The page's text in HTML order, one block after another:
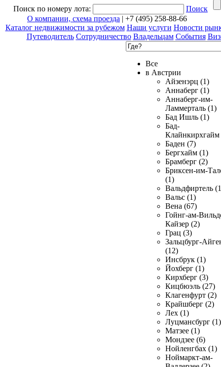
Поиск по номеру лота:
Поиск
О компании, схема проезда | +7 (495) 258-88-66
Каталог недвижимости за рубежом Наши услуги Новости
Путеводитель Сотрудничество Владельцам События
Все
в Австрии
Айзенэрц (1)
Аннаберг (1)
Аннаберг-им-
Ламмерталь (1)
Бад Ишль (1)
Бад-
Клайнкирхгайм
Баден (7)
Бергхайм (1)
Брамберг (2)
Бриксен-им-
(1)
Вальдфиртель
Вальс (1)
Вена (67)
Гойнг-ам-
Кайзер (2)
Грац (3)
Зальцбург-
(12)
Инсбрук (1)
Йохберг (1)
Кирхберг (3)
Кицбюэль (27)
Клагенфурт (2)
Крайшберг (2)
Лех (1)
Луцмансбург (1)
Матзее (1)
Мондзее (6)
Нойленгбах (1)
Ноймаркт-ам-